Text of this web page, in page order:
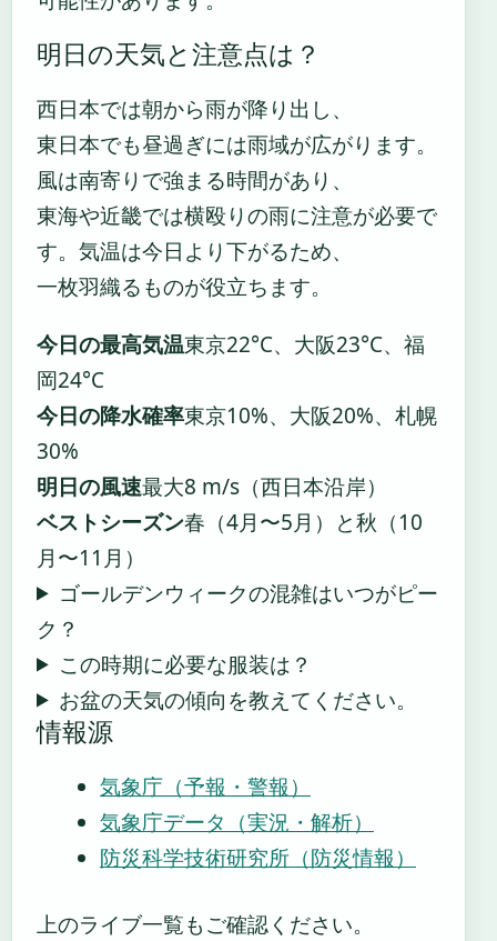
明日の天気と注意点は？
西日本では朝から雨が降り出し、
東日本でも昼過ぎには雨域が広がります。
風は南寄りで強まる時間があり、
東海や近畿では横殴りの雨に注意が必要で
す。気温は今日より下がるため、
一枚羽織るものが役立ちます。
今日の最高気温東京22°C、大阪23°C、福
岡24°C
今日の降水確率東京10%、大阪20%、札幌
30%
明日の風速最大8 m/s（西日本沿岸）
ベストシーズン春（4月〜5月）と秋（10
月〜11月）
ゴールデンウィークの混雑はいつがピー
ク？
この時期に必要な服装は？
お盆の天気の傾向を教えてください。
情報源
気象庁（予報・警報）
気象庁データ（実況・解析）
防災科学技術研究所（防災情報）
上のライブ一覧もご確認ください。